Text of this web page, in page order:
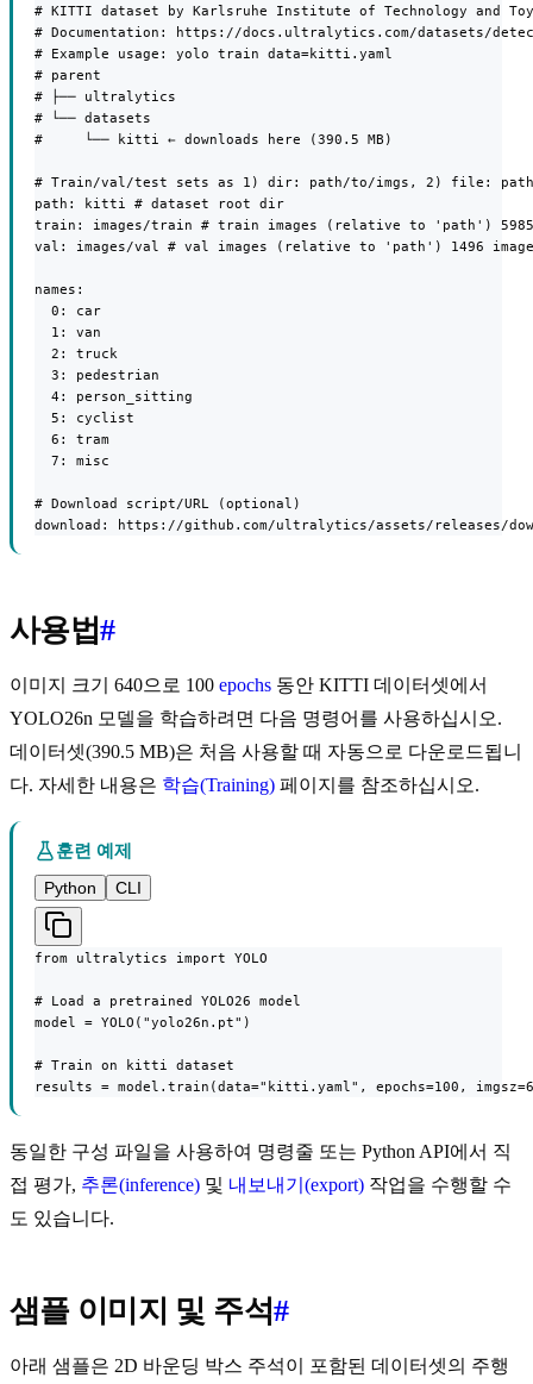
# KITTI dataset by Karlsruhe Institute of Technology and
# Documentation: https://docs.ultralytics.com/datasets/
# Example usage: yolo train data=kitti.yaml
# parent
# ├── ultralytics
# └── datasets
#     └── kitti ← downloads here (390.5 MB)
# Train/val/test sets as 1) dir: path/to/imgs, 2) file:
path: kitti # dataset root dir
train: images/train # train images (relative to 'path') 5985
val: images/val # val images (relative to 'path') 1496
names:
  0: car
  1: van
  2: truck
  3: pedestrian
  4: person_sitting
  5: cyclist
  6: tram
  7: misc
# Download script/URL (optional)
download: https://github.com/ultralytics/assets/releases/
사용법#
이미지 크기 640으로 100 epochs 동안 KITTI 데이터셋에서
YOLO26n 모델을 학습하려면 다음 명령어를 사용하십시오.
데이터셋(390.5 MB)은 처음 사용할 때 자동으로 다운로드됩니
다. 자세한 내용은 학습(Training) 페이지를 참조하십시오.
훈련 예제
Python
CLI
from ultralytics import YOLO
# Load a pretrained YOLO26 model
model = YOLO("yolo26n.pt")
# Train on kitti dataset
results = model.train(data="kitti.yaml", epochs=100,
동일한 구성 파일을 사용하여 명령줄 또는 Python API에서 직
접 평가, 추론(inference) 및 내보내기(export) 작업을 수행할 수
도 있습니다.
샘플 이미지 및 주석#
아래 샘플은 2D 바운딩 박스 주석이 포함된 데이터셋의 주행